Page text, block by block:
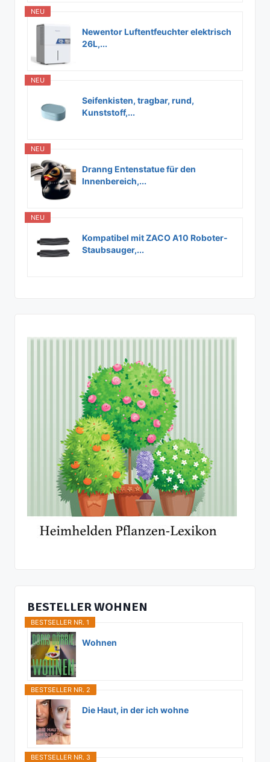
NEU
Newentor Luftentfeuchter elektrisch
26L,...
NEU
Seifenkisten, tragbar, rund,
Kunststoff,...
NEU
Dranng Entenstatue für den
Innenbereich,...
NEU
Kompatibel mit ZACO A10 Roboter-
Staubsauger,...
BESTELLER WOHNEN
BESTSELLER NR. 1
Wohnen
BESTSELLER NR. 2
Die Haut, in der ich wohne
BESTSELLER NR. 3